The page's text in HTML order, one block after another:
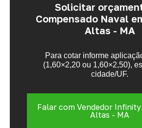
Solicitar
Compensado Naval
Altas - MA
Para cotar informe
(1,60×2,20 ou 1,60×2,50),
cidade/UF.
Falar com Vendedor Infinity
Altas - MA